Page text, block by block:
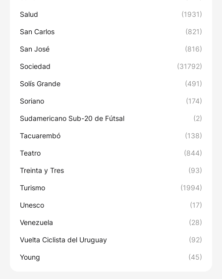
Salud (1931)
San Carlos (821)
San José (816)
Sociedad (31792)
Solís Grande (491)
Soriano (174)
Sudamericano Sub-20 de Fútsal (2)
Tacuarembó (138)
Teatro (844)
Treinta y Tres (93)
Turismo (1994)
Unesco (17)
Venezuela (28)
Vuelta Ciclista del Uruguay (92)
Young (45)